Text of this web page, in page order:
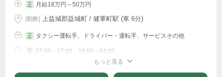
正 月給18万円～50万円
|勤務 上益城郡益城町 / 健軍町駅 (車 6分)
正 タクシー運転手、ドライバー・運転手、サービスその他
正 07:00～17:00、18:00～03:00
もっと見る